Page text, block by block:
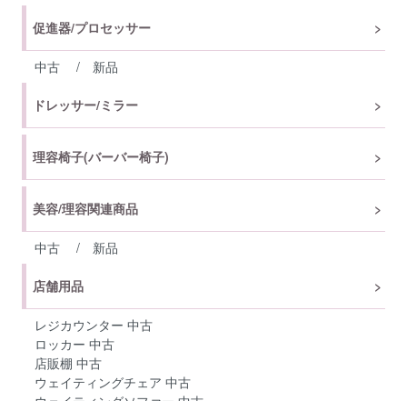
促進器/プロセッサー
中古 / 新品
ドレッサー/ミラー
理容椅子(バーバー椅子)
美容/理容関連商品
中古 / 新品
店舗用品
レジカウンター 中古
ロッカー 中古
店販棚 中古
ウェイティングチェア 中古